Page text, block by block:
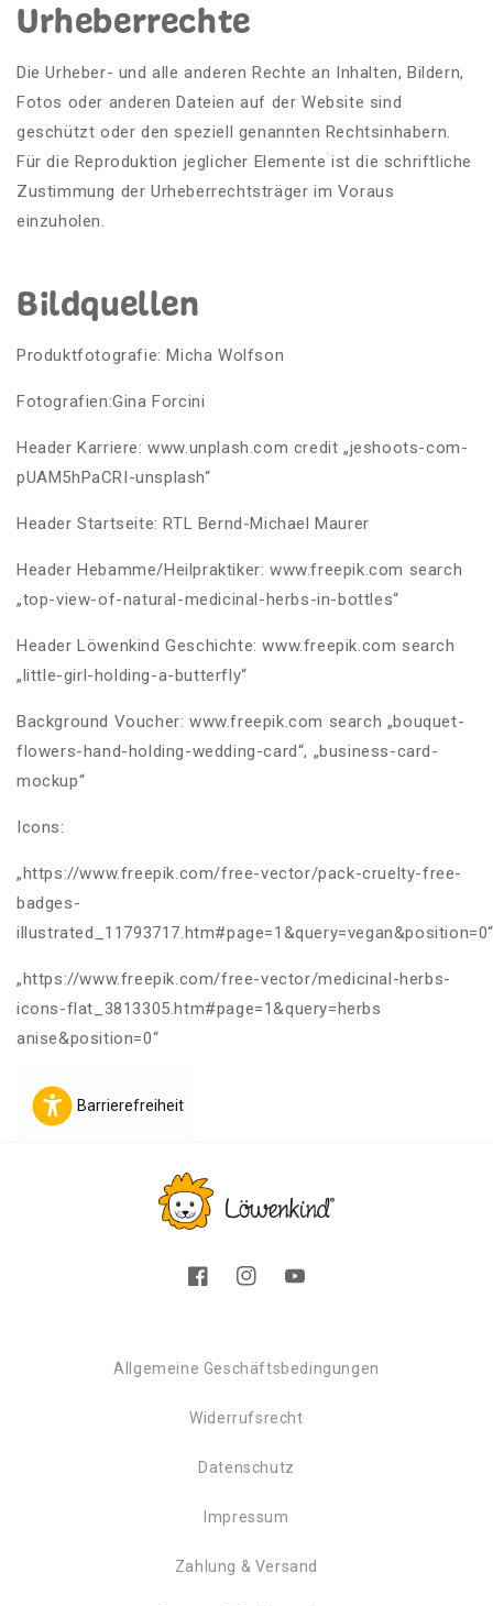
Urheberrechte
Die Urheber- und alle anderen Rechte an Inhalten, Bildern,
Fotos oder anderen Dateien auf der Website sind
geschützt oder den speziell genannten Rechtsinhabern.
Für die Reproduktion jeglicher Elemente ist die schriftliche
Zustimmung der Urheberrechtsträger im Voraus
einzuholen.
Bildquellen
Produktfotografie: Micha Wolfson
Fotografien:Gina Forcini
Header Karriere: www.unplash.com credit „jeshoots-com-
pUAM5hPaCRI-unsplash“
Header Startseite: RTL Bernd-Michael Maurer
Header Hebamme/Heilpraktiker: www.freepik.com search
„top-view-of-natural-medicinal-herbs-in-bottles“
Header Löwenkind Geschichte: www.freepik.com search
„little-girl-holding-a-butterfly“
Background Voucher: www.freepik.com search „bouquet-
flowers-hand-holding-wedding-card“, „business-card-
mockup“
Icons:
„https://www.freepik.com/free-vector/pack-cruelty-free-
badges-
„https://www.freepik.com/free-vector/medicinal-herbs-
icons-flat_3813305.htm#page=1&query=herbs
anise&position=0“
Barrierefreiheit
FacebookInstagramYouTube
Allgemeine Geschäftsbedingungen
Widerrufsrecht
Datenschutz
Impressum
Zahlung & Versand